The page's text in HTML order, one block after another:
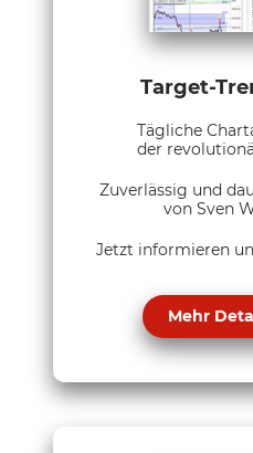
Target-
Tägliche
der
Zuverlässig und
von Sven
Jetzt informieren
Mehr